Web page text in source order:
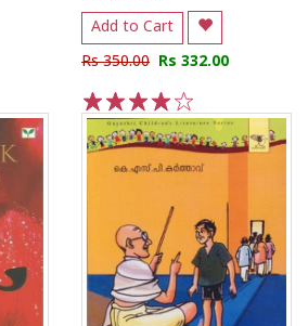
Add to Cart
Rs 350.00 Rs 332.00
5
4
3
2
1